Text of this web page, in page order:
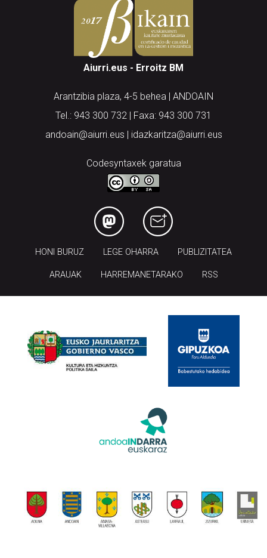
Aiurri.eus - Erroitz BM
Arantzibia plaza, 4-5 behea | ANDOAIN
Tel.: 943 300 732 | Faxa: 943 300 731
andoain@aiurri.eus | idazkaritza@aiurri.eus
Codesyntaxek garatua
HONI BURUZ LEGE OHARRA PUBLIZITATEA
ARAUAK HARREMANETARAKO RSS